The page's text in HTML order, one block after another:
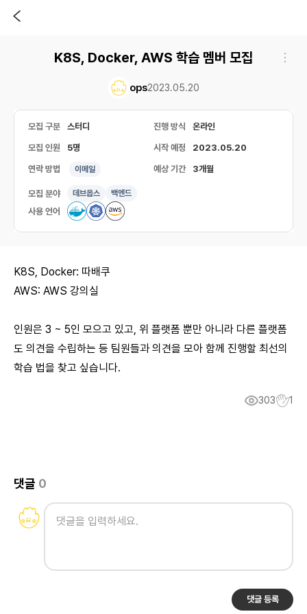
K8S, Docker, AWS 학습 멤버 모집
ops2023.05.20
모집 구분 스터디 진행 방식 온라인
모집 인원 5명 시작 예정 2023.05.20
연락 방법 이메일 예상 기간 3개월
모집 분야 데브옵스 백엔드
사용 언어
K8S, Docker: 따배쿠
AWS: AWS 강의실
인원은 3 ~ 5인 모으고 있고, 위 플랫폼 뿐만 아니라 다른 플랫폼
도 의견을 수립하는 등 팀원들과 의견을 모아 함께 진행할 최선의
학습 법을 찾고 싶습니다.
303 1
댓글 0
댓글 등록